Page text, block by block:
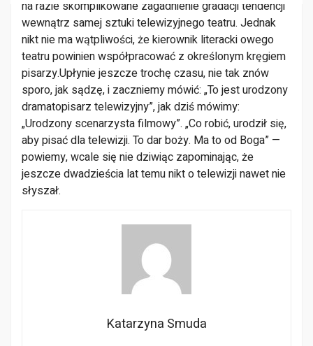
na razie skomplikowane zagadnie­nie gradacji tendencji
wewnątrz samej sztuki te­lewizyjnego teatru. Jednak
nikt nie ma wątpli­wości, że kierownik literacki owego
teatru po­winien współpracować z określonym kręgiem
pi­sarzy.Upłynie jeszcze trochę czasu, nie tak znów
spo­ro, jak sądzę, i zaczniemy mówić: „To jest uro­dzony
dramatopisarz telewizyjny”, jak dziś mó­wimy:
„Urodzony scenarzysta filmowy”. „Co robić, urodził się,
aby pisać dla telewizji. To dar boży. Ma to od Boga” —
powiemy, wcale się nie dziwiąc zapominając, że
jeszcze dwadzieścia lat temu nikt o telewizji nawet nie
słyszał.
Katarzyna Smuda